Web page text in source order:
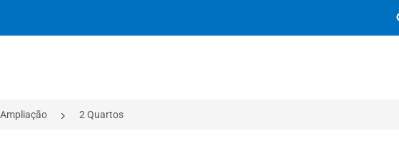
2 Quartos